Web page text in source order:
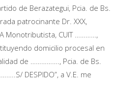
de Berazategui, Pcia. de Bs.
patrocinante Dr. XXX,
Monotributista, CUIT …………,
domicilio procesal en
de ……………., Pcia. de Bs.
DESPIDO”, a V.E. me